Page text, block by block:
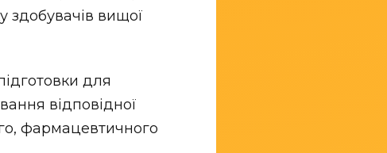
здобувачів вищої
для
відповідної
фармацевтичного